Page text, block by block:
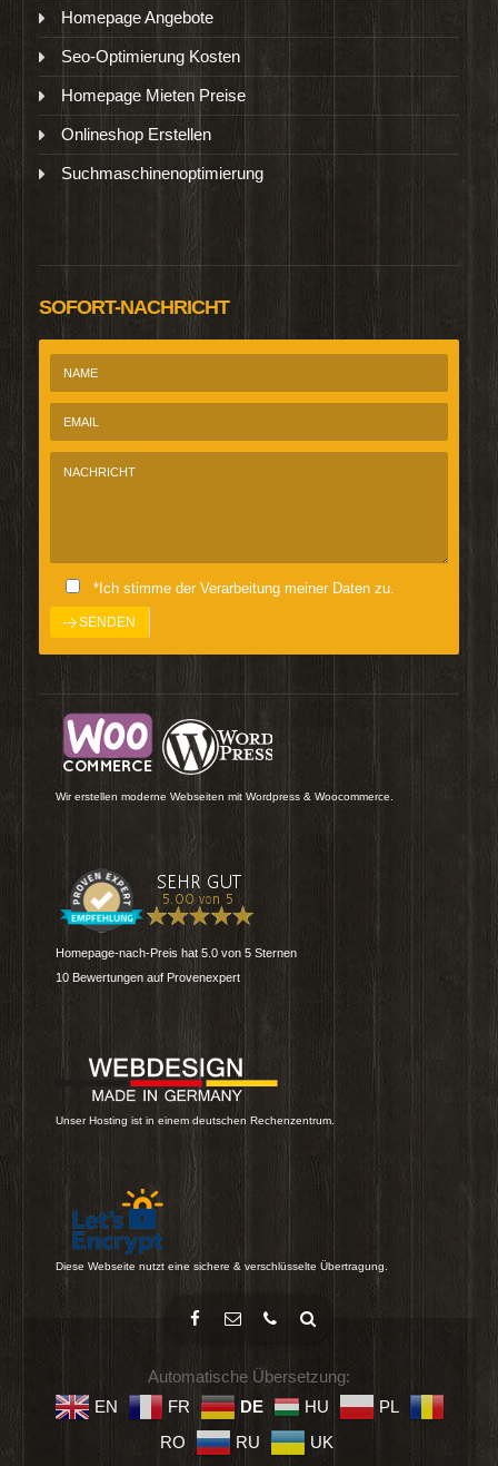
Homepage Angebote
Seo-Optimierung Kosten
Homepage Mieten Preise
Onlineshop Erstellen
Suchmaschinenoptimierung
SOFORT-NACHRICHT
*Ich stimme der Verarbeitung meiner Daten zu.
Wir erstellen moderne Webseiten mit Wordpress & Woocommerce.
Homepage-nach-Preis hat 5.0 von 5 Sternen
10 Bewertungen auf Provenexpert
Unser Hosting ist in einem deutschen Rechenzentrum.
Diese Webseite nutzt eine sichere & verschlüsselte Übertragung.
Automatische Übersetzung:
EN
FR DE HU
PL
RO
RU UK